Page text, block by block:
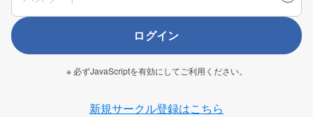
ログイン
※ 必ずJavaScriptを有効にしてご利用ください。
新規サークル登録はこちら